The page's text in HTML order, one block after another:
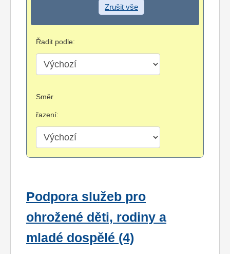
Zrušit vše
Řadit podle:
Směr
řazení:
Podpora služeb pro
ohrožené děti, rodiny a
mladé dospělé (4)